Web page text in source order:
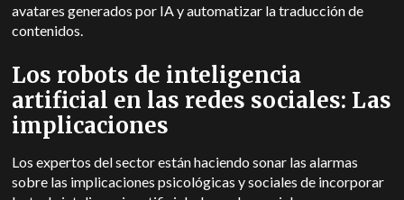
avatares generados por IA y automatizar la traducción de
contenidos.
Los robots de inteligencia
artificial en las redes sociales: Las
implicaciones
Los expertos del sector están haciendo sonar las alarmas
sobre las implicaciones psicológicas y sociales de incorporar